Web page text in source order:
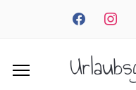
facebook